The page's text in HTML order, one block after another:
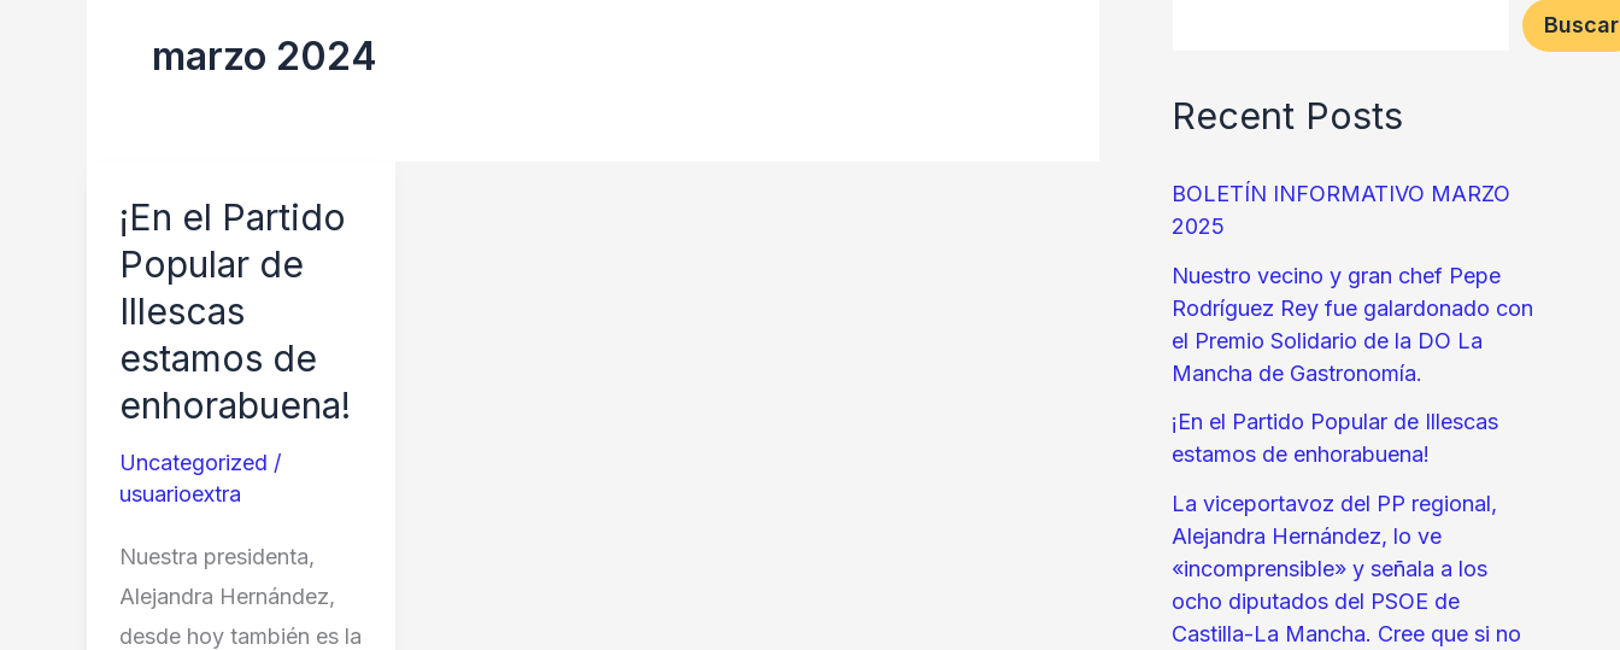
marzo 2024
¡En el Partido
Popular de
Illescas
estamos de
enhorabuena!
Uncategorized /
usuarioextra
Nuestra presidenta,
Alejandra Hernández,
desde hoy también es la
Buscar
Recent Posts
BOLETÍN INFORMATIVO MARZO
2025
Nuestro vecino y gran chef Pepe
Rodríguez Rey fue galardonado con
el Premio Solidario de la DO La
Mancha de Gastronomía.
¡En el Partido Popular de Illescas
estamos de enhorabuena!
La viceportavoz del PP regional,
Alejandra Hernández, lo ve
«incomprensible» y señala a los
ocho diputados del PSOE de
Castilla-La Mancha. Cree que si no